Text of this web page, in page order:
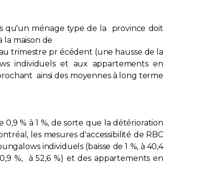
qu'un ménage type de la province doit
maison de
trimestre pr écédent (une hausse de la
individuels et aux appartements en
ainsi des moyennes à long terme
% à 1 %, de sorte que la détérioration
les mesures d'accessibilité de RBC
individuels (baisse de 1 %, à 40,4
%, à 52,6 %) et des appartements en